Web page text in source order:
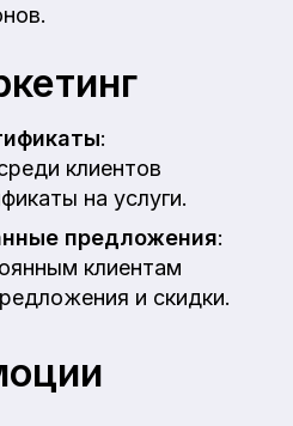
:
клиентов
на услуги.
предложения:
клиентам
и скидки.